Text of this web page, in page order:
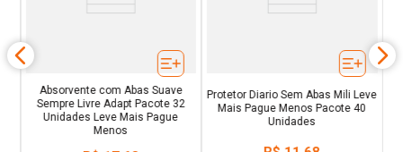
Absorvente com Abas Suave
Sempre Livre Adapt Pacote 32
Unidades Leve Mais Pague
Menos
Protetor Diario Sem Abas Mili Leve
Mais Pague Menos Pacote 40
Unidades